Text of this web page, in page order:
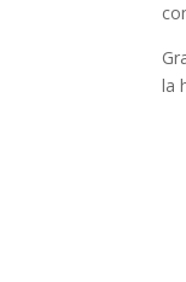
la